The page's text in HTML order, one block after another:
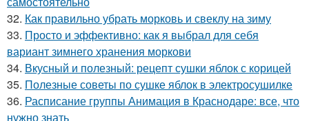
32. Как правильно убрать морковь и свеклу на зиму
33. Просто и эффективно: как я выбрал для себя
вариант зимнего хранения моркови
34. Вкусный и полезный: рецепт сушки яблок с корицей
35. Полезные советы по сушке яблок в электросушилке
36. Расписание группы Анимация в Краснодаре: все, что
нужно знать